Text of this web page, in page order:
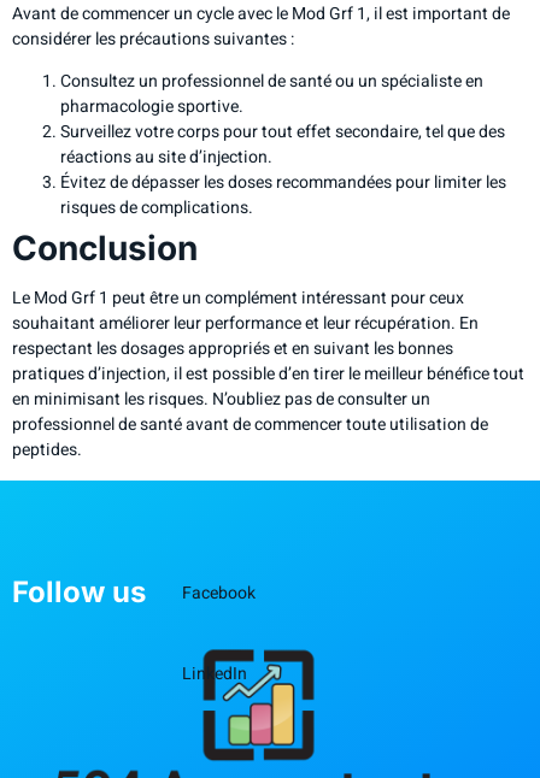
Avant de commencer un cycle avec le Mod Grf 1, il est important de
considérer les précautions suivantes :
Consultez un professionnel de santé ou un spécialiste en
pharmacologie sportive.
Surveillez votre corps pour tout effet secondaire, tel que des
réactions au site d’injection.
Évitez de dépasser les doses recommandées pour limiter les
risques de complications.
Conclusion
Le Mod Grf 1 peut être un complément intéressant pour ceux
souhaitant améliorer leur performance et leur récupération. En
respectant les dosages appropriés et en suivant les bonnes
pratiques d’injection, il est possible d’en tirer le meilleur bénéfice tout
en minimisant les risques. N’oubliez pas de consulter un
professionnel de santé avant de commencer toute utilisation de
peptides.
Follow us Facebook
LinkedIn